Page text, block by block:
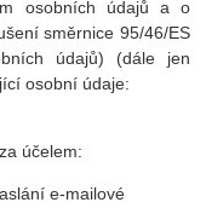
osobních údajů a o
směrnice 95/46/ES
údajů) (dále jen
osobní údaje:
účelem:
e-mailové